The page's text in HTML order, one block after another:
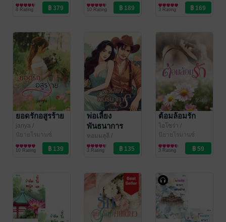
Rosequartz_writer
นิยายรักจีนโบราณ
8 Rating 10 Rating
Rosequartz_writer
นิยายรักจีนโบราณ
3 Rating
ยอดรักอสูรร้าย
janya /
Rosequartz_writer
นิยายโรมานซ์
10 Rating
พ่อเลี้ยง
พันธนาการ
หอมมลุลี /
Rosequartz_writer
นิยายโรมานซ์
3 Rating
ต้อมล้อมรัก
ไอโซร่า /
Rosequartz_writer
นิยายโรมานซ์
3 Rating